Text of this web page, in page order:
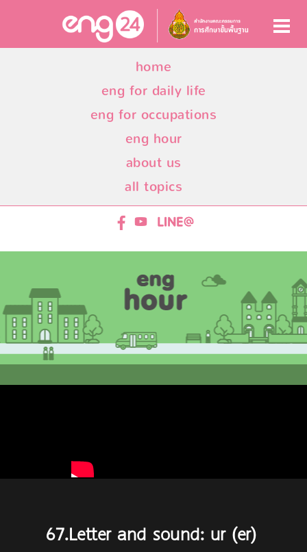
home
eng for daily life
eng for occupations
eng hour
about us
all topics
67.Letter and sound: ur (er)